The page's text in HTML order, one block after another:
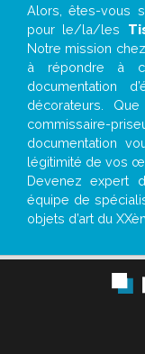
Alors, êtes-vous
pour le/la/les
Notre mission
à répondre à
documentation
décorateurs.
commissaire-
documentation
légitimité de vos
Devenez expert
équipe de
objets d’art du